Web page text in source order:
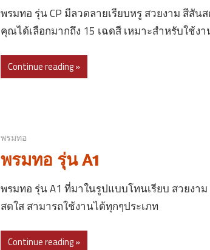
พรมทอ รุ่น CP มีลวดลายเรียบหรู สวยงาม สีสัน
คุณได้เลือกมากถึง 15 เฉดสี เหมาะสำหรับใช้ง
Continue reading »
พรมทอ
พรมทอ รุ่น A1
พรมทอ รุ่น A1 ที่มาในรูปแบบโทนเรียบ สวยงา
สดใส สามารถใช้งานได้ทุกๆประเภท
Continue reading »